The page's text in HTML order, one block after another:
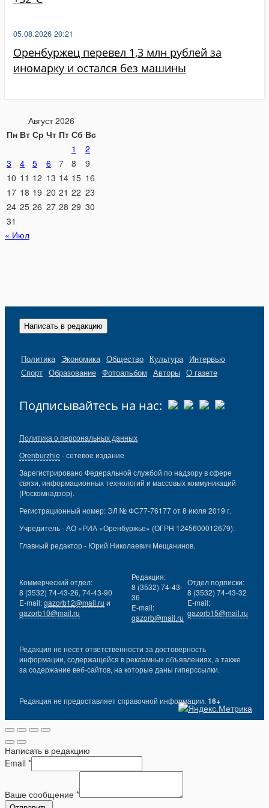
Оренбуржец перевел 1,3 млн рублей за
иномарку и остался без машины
05.08.2026 20:21
Август 2026
Пн Вт Ср Чт Пт Сб Вс
1
2
3
4 5 6 7 8
9
10 11 12 13 14 15 16
17 18 19 20 21 22 23
24 25 26 27 28 29 30
31
« Июл
Написать в редакцию
Политика Экономика Общество Культура Интервью
Спорт Образование Фотоальбом Авторы О газете
Подписывайтесь на нас:
Политика о персональных данных
Orenburzhie - сетевое издание
Зарегистрировано Федеральной службой по надзору в сфере
связи, информационных технологий и массовых коммуникаций
(Роскомнадзор).
Регистрационный номер: ЭЛ № ФС77-76177 от 8 июля 2019 г.
Учредитель - АО «РИА «Оренбуржье» (ОГРН 1245600012679).
Главный редактор - Юрий Николаевич Мещанинов.
Коммерческий отдел:
8 (3532) 74-43-26, 74-43-90
E-mail:gazorb12@mail.ru и
gazorb10@mail.ru
Редакция:
8 (3532) 74-43-
36
E-mail:
gazorb@mail.ru
Отдел подписки:
8 (3532) 74-43-32
E-mail:
gazorb15@mail.ru
Редакция не несет ответственности за достоверность
информации, содержащейся в рекламных объявлениях, а также
за содержание веб-сайтов, на которые даны гиперссылки.
Редакция не предоставляет справочной информации. 16+
Написать в редакцию
Email *
Ваше сообщение *